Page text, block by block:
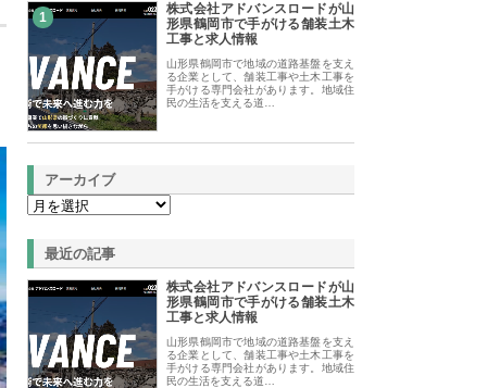
1
株式会社アドバンスロードが山
形県鶴岡市で手がける舗装土木
工事と求人情報
山形県鶴岡市で地域の道路基盤を支え
る企業として、舗装工事や土木工事を
手がける専門会社があります。地域住
民の生活を支える道…
アーカイブ
最近の記事
株式会社アドバンスロードが山
形県鶴岡市で手がける舗装土木
工事と求人情報
山形県鶴岡市で地域の道路基盤を支え
る企業として、舗装工事や土木工事を
手がける専門会社があります。地域住
民の生活を支える道…